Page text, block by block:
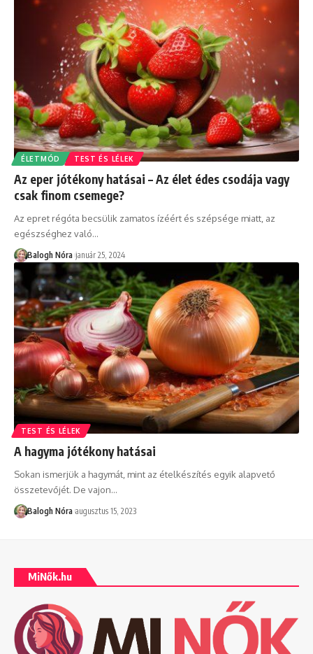
ÉLETMÓD TEST ÉS LÉLEK
Az eper jótékony hatásai – Az élet édes csodája vagy
csak finom csemege?
Az epret régóta becsülik zamatos ízéért és szépsége miatt, az
egészséghez való…
Balogh Nóra január 25, 2024
TEST ÉS LÉLEK
A hagyma jótékony hatásai
Sokan ismerjük a hagymát, mint az ételkészítés egyik alapvető
összetevőjét. De vajon…
Balogh Nóra augusztus 15, 2023
MiNők.hu